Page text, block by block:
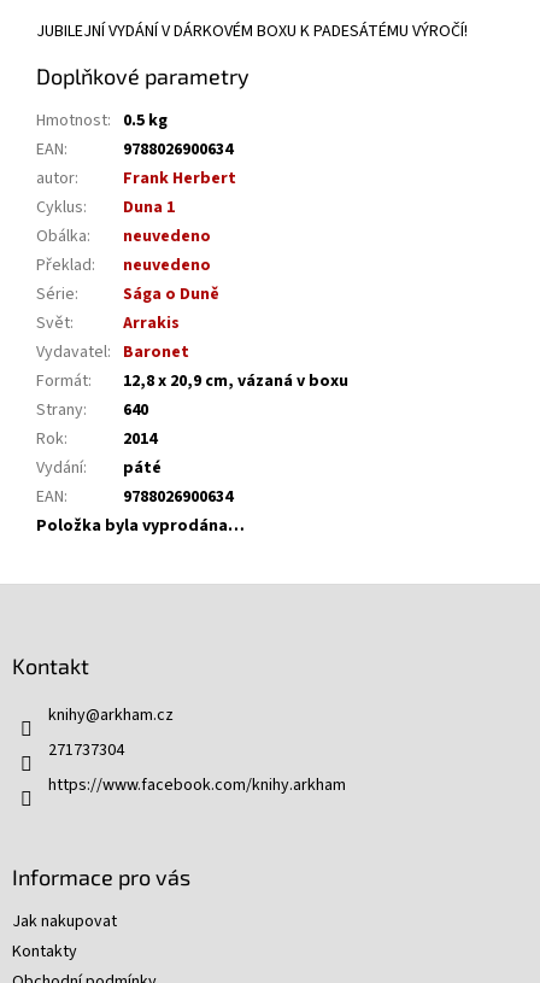
JUBILEJNÍ VYDÁNÍ V DÁRKOVÉM BOXU K PADESÁTÉMU VÝROČÍ!
Doplňkové parametry
Hmotnost: 0.5 kg
EAN:
9788026900634
autor:
Frank Herbert
Cyklus:
Duna 1
Obálka:
neuvedeno
Překlad:
neuvedeno
Série:
Sága o Duně
Svět:
Arrakis
Vydavatel: Baronet
Formát:
12,8 x 20,9 cm, vázaná v boxu
Strany:
640
Rok:
2014
Vydání:
páté
EAN:
9788026900634
Položka byla vyprodána…
Kontakt
knihy@arkham.cz
271737304
https://www.facebook.com/knihy.arkham
Informace pro vás
Jak nakupovat
Kontakty